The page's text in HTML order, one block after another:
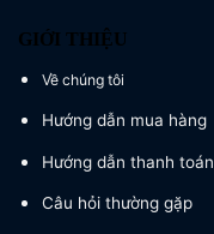
GIỚI THIỆU
Về chúng tôi
Hướng dẫn mua hàng
Hướng dẫn thanh toán
Câu hỏi thường gặp